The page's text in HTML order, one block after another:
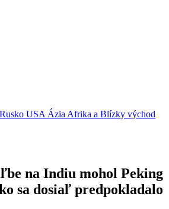
Rusko USA ÁziaAfrika a Blízky východ
na Indiu mohol Peking
sa dosiaľ predpokladalo